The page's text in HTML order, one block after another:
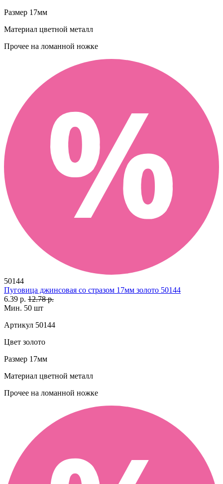
Размер 17мм
Материал цветной металл
Прочее на ломанной ножке
50144
Пуговица джинсовая со стразом 17мм золото 50144
6.39 р. 12.78 р.
Мин. 50 шт
Артикул 50144
Цвет золото
Размер 17мм
Материал цветной металл
Прочее на ломанной ножке